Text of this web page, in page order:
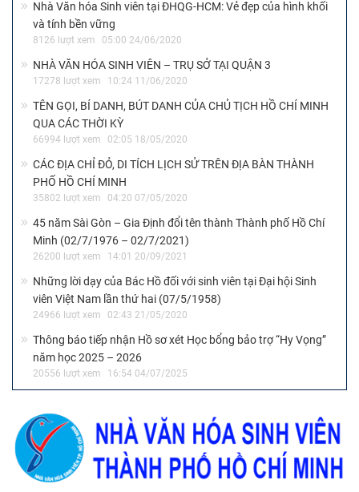
Nhà Văn hóa Sinh viên tại ĐHQG-HCM: Vẻ đẹp của hình khối
và tính bền vững
8126 lượt xem 05:00 24/06/2020
NHÀ VĂN HÓA SINH VIÊN – TRỤ SỞ TẠI QUẬN 3
17278 lượt xem 10:24 11/06/2020
TÊN GỌI, BÍ DANH, BÚT DANH CỦA CHỦ TỊCH HỒ CHÍ MINH
QUA CÁC THỜI KỲ
66994 lượt xem 02:05 18/05/2020
CÁC ĐỊA CHỈ ĐỎ, DI TÍCH LỊCH SỬ TRÊN ĐỊA BÀN THÀNH
PHỐ HỒ CHÍ MINH
35802 lượt xem 04:20 07/05/2020
45 năm Sài Gòn – Gia Định đổi tên thành Thành phố Hồ Chí
Minh (02/7/1976 – 02/7/2021)
26200 lượt xem 14:01 20/09/2021
Những lời dạy của Bác Hồ đối với sinh viên tại Đại hội Sinh
viên Việt Nam lần thứ hai (07/5/1958)
24966 lượt xem 02:43 21/05/2020
Thông báo tiếp nhận Hồ sơ xét Học bổng bảo trợ “Hy Vọng”
năm học 2025 – 2026
20556 lượt xem 16:54 04/07/2025